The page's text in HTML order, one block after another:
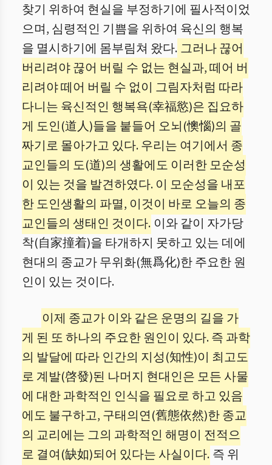
찾기 위하여 현실을 부정하기에 필사적이었
으며, 심령적인 기쁨을 위하여 육신의 행복
을 멸시하기에 몸부림쳐 왔다. 그러나 끊어
버리려야 끊어 버릴 수 없는 현실과, 떼어 버
리려야 떼어 버릴 수 없이 그림자처럼 따라
다니는 육신적인 행복욕(幸福慾)은 집요하
게 도인(道人)들을 붙들어 오뇌(懊惱)의 골
짜기로 몰아가고 있다. 우리는 여기에서 종
교인들의 도(道)의 생활에도 이러한 모순성
이 있는 것을 발견하였다. 이 모순성을 내포
한 도인생활의 파멸, 이것이 바로 오늘의 종
교인들의 생태인 것이다. 이와 같이 자가당
착(自家撞着)을 타개하지 못하고 있는 데에
현대의 종교가 무위화(無爲化)한 주요한 원
인이 있는 것이다.
이제 종교가 이와 같은 운명의 길을 가
게 된 또 하나의 주요한 원인이 있다. 즉 과학
의 발달에 따라 인간의 지성(知性)이 최고도
로 계발(啓發)된 나머지 현대인은 모든 사물
에 대한 과학적인 인식을 필요로 하고 있음
에도 불구하고, 구태의연(舊態依然)한 종교
의 교리에는 그의 과학적인 해명이 전적으
로 결여(缺如)되어 있다는 사실이다. 즉 위